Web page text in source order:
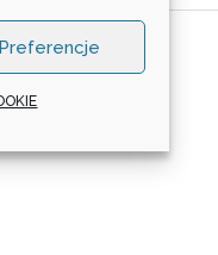
Preferencje